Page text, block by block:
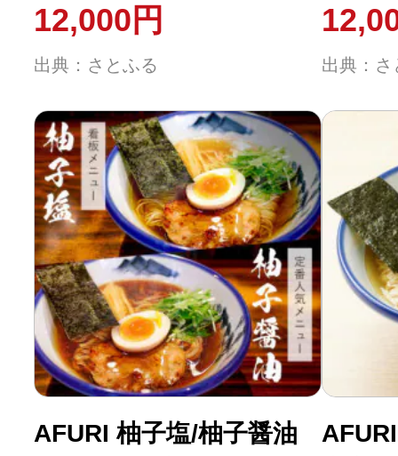
はじめるバイブルとは
よくあるご質問
問い合わせ
12,000円
出典：さとふる 出典：さ
AFURI 柚子塩/柚子醤油